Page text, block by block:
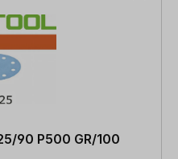
90 P500 GR/100